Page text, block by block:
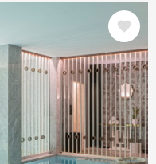
Afbeelding